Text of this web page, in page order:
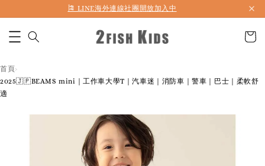
首購折50 ｜ 滿1,500 免運 ｜ 滿2,900 折140 ｜ 3%購物金
🎏 LINE海外連線社團開放加入中
首頁›
2025🇯🇵BEAMS mini｜工作車大學T｜汽車迷｜消防車｜警車｜巴士｜柔軟舒
適